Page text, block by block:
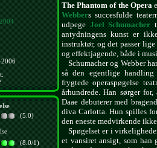
2004
(5.0)
(8.0/1)
The Phantom of the Opera
Webbers succesfulde
udpegeJoel Schumacher
antydningens kunst er
instruktør, og det passer
og effektjagende, både i
Schumacher og Webber
så den egentlige
frygtede operaspøgelse
århundrede. Han sørger
Daae debuterer med
diva Carlotta. Hun spilles
den eneste medvirkende
Spøgelset er i
et vansiret ansigt, som han